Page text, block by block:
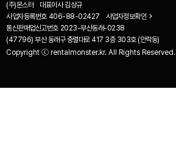
(주)몬스터 대표이사 김상규
사업자등록번호 406-88-02427
사업자정보확인
통신판매업신고번호 2023-부산동래-0238
(47796) 부산 동래구 충렬대로 417 3층 303호 (안락동)
Copyright ⓒ rentalmonster.kr. All Rights Reserved.